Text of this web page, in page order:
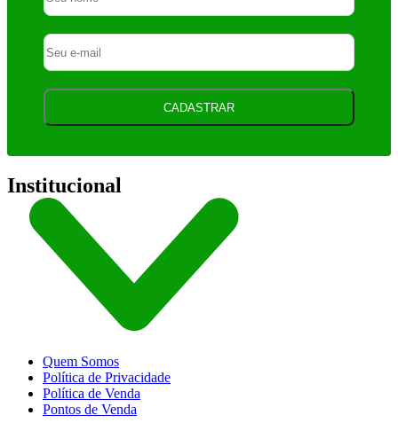
CADASTRAR
Institucional
Quem Somos
Política de Privacidade
Política de Venda
Pontos de Venda